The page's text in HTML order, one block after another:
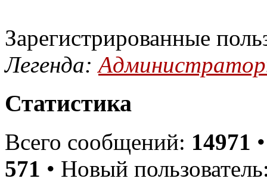
Зарегистрированные
Легенда:
Статистика
Всего сообщений: 14971
571 • Новый